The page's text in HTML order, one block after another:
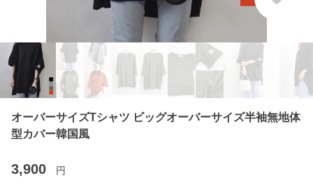
オーバーサイズTシャツ ビッグオーバーサイズ半袖無地体
型カバー韓国風
3,900 円